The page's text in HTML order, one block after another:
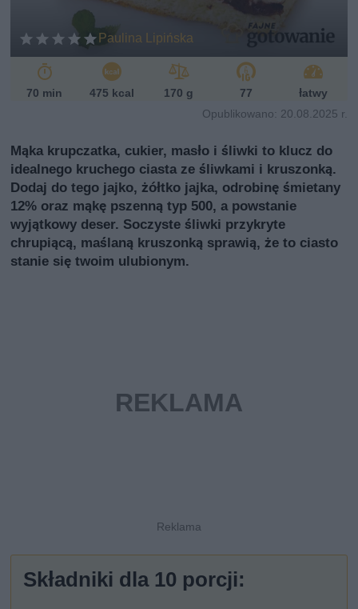
Paulina Lipińska
i
70 min 475 kcal 170 g 77
łatwy
Opublikowano: 20.08.2025 r.
Mąka krupczatka, cukier, masło i śliwki to klucz do
idealnego kruchego ciasta ze śliwkami i kruszonką.
Dodaj do tego jajko, żółtko jajka, odrobinę śmietany
12% oraz mąkę pszenną typ 500, a powstanie
wyjątkowy deser. Soczyste śliwki przykryte
chrupiącą, maślaną kruszonką sprawią, że to ciasto
stanie się twoim ulubionym.
Składniki dla 10 porcji: